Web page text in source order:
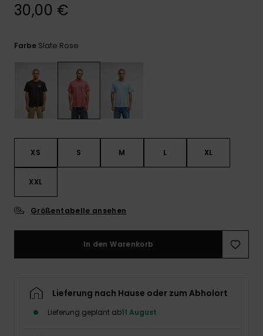
30,00 €
Farbe Slate Rose
XS S M L XL
XXL
Größentabelle ansehen
In den Warenkorb
Lieferung nach Hause oder zum Abholort
Lieferung geplant ab11 August